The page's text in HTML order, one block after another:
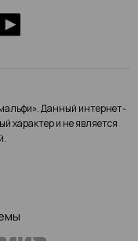
Данный интернет-
характер и не является